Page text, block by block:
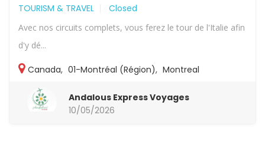
TOURISM & TRAVEL Closed
Avec nos circuits complets, vous ferez le tour de l'Italie afin
d'y dé...
Canada, 01-Montréal (Région), Montreal
Andalous Express Voyages
10/05/2026